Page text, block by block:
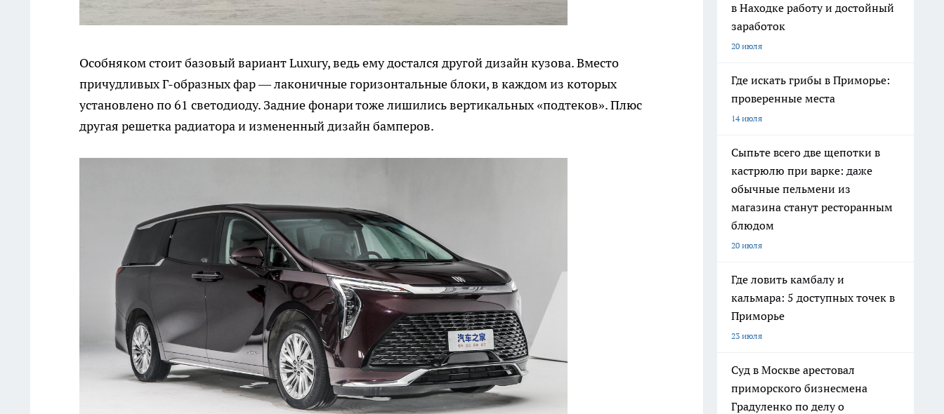
Особняком стоит базовый вариант Luxury, ведь ему достался другой дизайн кузова. Вместо
причудливых Г-образных фар — лаконичные горизонтальные блоки, в каждом из которых
установлено по 61 светодиоду. Задние фонари тоже лишились вертикальных «подтеков». Плюс
другая решетка радиатора и измененный дизайн бамперов.
в Находке работу и достойный
заработок
20 июля
Где искать грибы в Приморье:
проверенные места
14 июля
Сыпьте всего две щепотки в
кастрюлю при варке: даже
обычные пельмени из
магазина станут ресторанным
блюдом
20 июля
Где ловить камбалу и
кальмара: 5 доступных точек в
Приморье
23 июля
Суд в Москве арестовал
приморского бизнесмена
Градуленко по делу о